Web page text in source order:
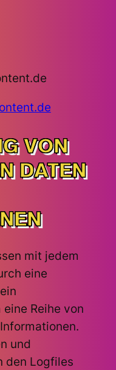
VON
DATEN
mit jedem
eine
Reihe von
und
den Logfiles